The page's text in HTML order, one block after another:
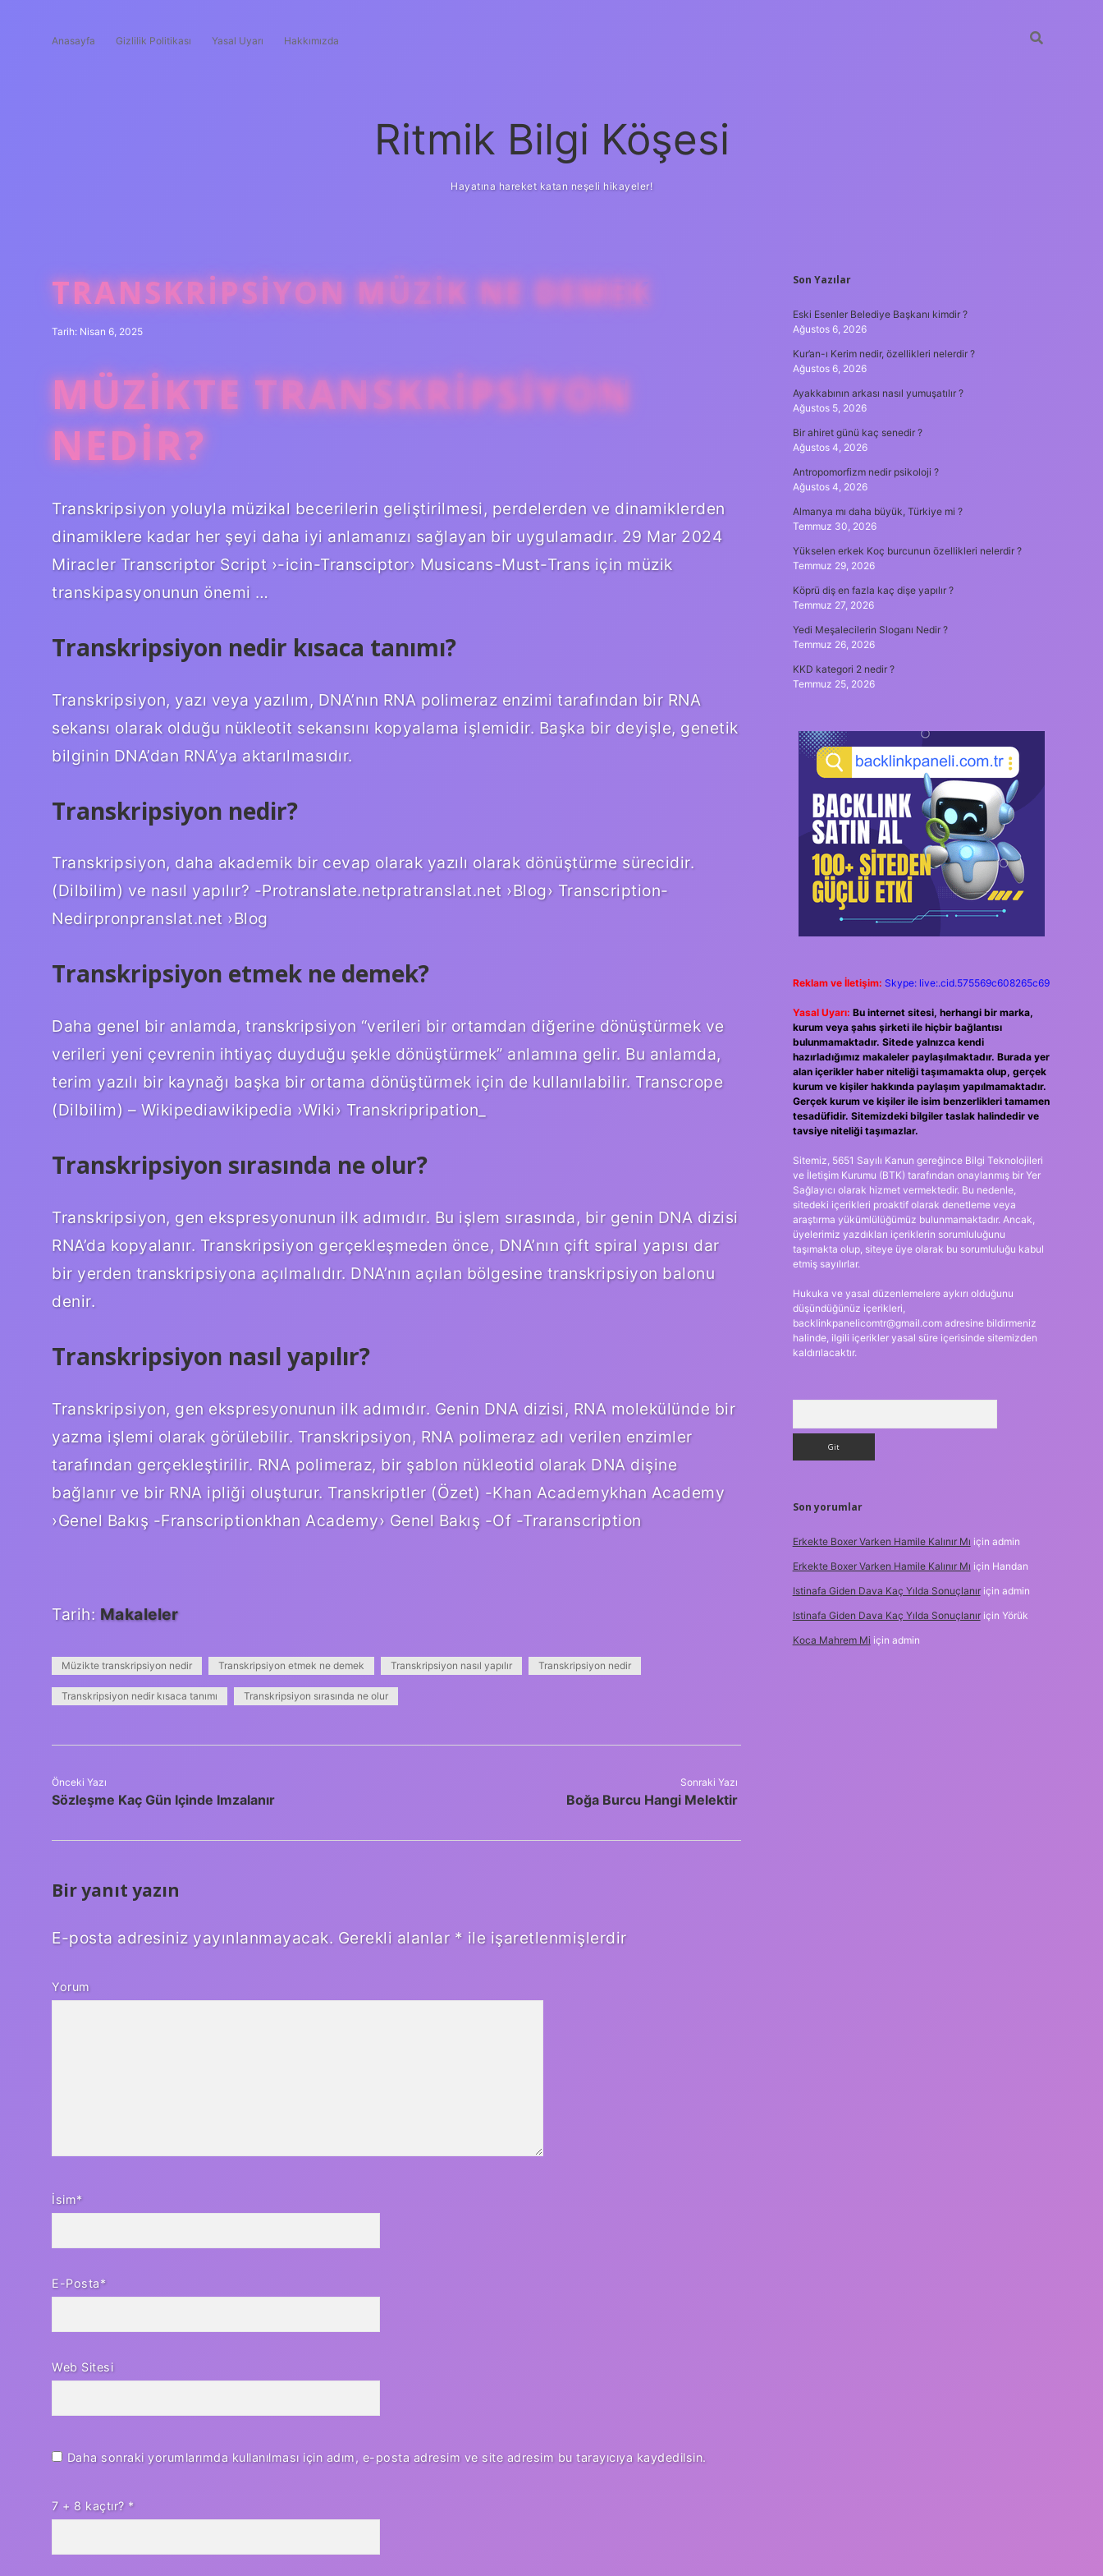
Anasayfa Gizlilik Politikası Yasal Uyarı Hakkımızda
Ritmik Bilgi Köşesi
Hayatına hareket katan neşeli hikayeler!
TRANSKRIPSIYON MÜZIK NE DEMEK
Tarih: Nisan 6, 2025
MÜZIKTE TRANSKRIPSIYON
NEDIR?
Transkripsiyon yoluyla müzikal becerilerin geliştirilmesi, perdelerden ve dinamiklerden
dinamiklere kadar her şeyi daha iyi anlamanızı sağlayan bir uygulamadır. 29 Mar 2024
Miracler Transcriptor Script ›-icin-Transciptor› Musicans-Must-Trans için müzik
transkipasyonunun önemi …
Transkripsiyon nedir kısaca tanımı?
Transkripsiyon, yazı veya yazılım, DNA’nın RNA polimeraz enzimi tarafından bir RNA
sekansı olarak olduğu nükleotit sekansını kopyalama işlemidir. Başka bir deyişle, genetik
bilginin DNA’dan RNA’ya aktarılmasıdır.
Transkripsiyon nedir?
Transkripsiyon, daha akademik bir cevap olarak yazılı olarak dönüştürme sürecidir.
(Dilbilim) ve nasıl yapılır? -Protranslate.netpratranslat.net ›Blog› Transcription-
Nedirpronpranslat.net ›Blog
Transkripsiyon etmek ne demek?
Daha genel bir anlamda, transkripsiyon “verileri bir ortamdan diğerine dönüştürmek ve
verileri yeni çevrenin ihtiyaç duyduğu şekle dönüştürmek” anlamına gelir. Bu anlamda,
terim yazılı bir kaynağı başka bir ortama dönüştürmek için de kullanılabilir. Transcrope
(Dilbilim) – Wikipediawikipedia ›Wiki› Transkripripation_
Transkripsiyon sırasında ne olur?
Transkripsiyon, gen ekspresyonunun ilk adımıdır. Bu işlem sırasında, bir genin DNA dizisi
RNA’da kopyalanır. Transkripsiyon gerçekleşmeden önce, DNA’nın çift spiral yapısı dar
bir yerden transkripsiyona açılmalıdır. DNA’nın açılan bölgesine transkripsiyon balonu
denir.
Transkripsiyon nasıl yapılır?
Transkripsiyon, gen ekspresyonunun ilk adımıdır. Genin DNA dizisi, RNA molekülünde bir
yazma işlemi olarak görülebilir. Transkripsiyon, RNA polimeraz adı verilen enzimler
tarafından gerçekleştirilir. RNA polimeraz, bir şablon nükleotid olarak DNA dişine
bağlanır ve bir RNA ipliği oluşturur. Transkriptler (Özet) -Khan Academykhan Academy
›Genel Bakış -Franscriptionkhan Academy› Genel Bakış -Of -Traranscription
Tarih: Makaleler
Müzikte transkripsiyon nedir Transkripsiyon etmek ne demek Transkripsiyon nasıl yapılır Transkripsiyon nedir
Transkripsiyon nedir kısaca tanımı Transkripsiyon sırasında ne olur
Önceki Yazı
Sözleşme Kaç Gün Içinde Imzalanır
Sonraki Yazı
Boğa Burcu Hangi Melektir
Bir yanıt yazın
E-posta adresiniz yayınlanmayacak. Gerekli alanlar * ile işaretlenmişlerdir
Yorum
İsim*
E-Posta*
Web Sitesi
Daha sonraki yorumlarımda kullanılması için adım, e-posta adresim ve site adresim bu tarayıcıya kaydedilsin.
7 + 8 kaçtır? *
SIDEBAR
Son Yazılar
Eski Esenler Belediye Başkanı kimdir ?
Ağustos 6, 2026
Kur’an-ı Kerim nedir, özellikleri nelerdir ?
Ağustos 6, 2026
Ayakkabının arkası nasıl yumuşatılır ?
Ağustos 5, 2026
Bir ahiret günü kaç senedir ?
Ağustos 4, 2026
Antropomorfizm nedir psikoloji ?
Ağustos 4, 2026
Almanya mı daha büyük, Türkiye mi ?
Temmuz 30, 2026
Yükselen erkek Koç burcunun özellikleri nelerdir ?
Temmuz 29, 2026
Köprü diş en fazla kaç dişe yapılır ?
Temmuz 27, 2026
Yedi Meşalecilerin Sloganı Nedir ?
Temmuz 26, 2026
KKD kategori 2 nedir ?
Temmuz 25, 2026
Reklam ve İletişim: Skype: live:.cid.575569c608265c69
Yasal Uyarı: Bu internet sitesi, herhangi bir marka,
kurum veya şahıs şirketi ile hiçbir bağlantısı
bulunmamaktadır. Sitede yalnızca kendi
hazırladığımız makaleler paylaşılmaktadır. Burada yer
alan içerikler haber niteliği taşımamakta olup, gerçek
kurum ve kişiler hakkında paylaşım yapılmamaktadır.
Gerçek kurum ve kişiler ile isim benzerlikleri tamamen
tesadüfidir. Sitemizdeki bilgiler taslak halindedir ve
tavsiye niteliği taşımazlar.
Sitemiz, 5651 Sayılı Kanun gereğince Bilgi Teknolojileri
ve İletişim Kurumu (BTK) tarafından onaylanmış bir Yer
Sağlayıcı olarak hizmet vermektedir. Bu nedenle,
sitedeki içerikleri proaktif olarak denetleme veya
araştırma yükümlülüğümüz bulunmamaktadır. Ancak,
üyelerimiz yazdıkları içeriklerin sorumluluğunu
taşımakta olup, siteye üye olarak bu sorumluluğu kabul
etmiş sayılırlar.
Hukuka ve yasal düzenlemelere aykırı olduğunu
düşündüğünüz içerikleri,
backlinkpanelicomtr@gmail.comadresine bildirmeniz
halinde, ilgili içerikler yasal süre içerisinde sitemizden
kaldırılacaktır.
Son yorumlar
Erkekte Boxer Varken Hamile Kalınır Mı için admin
Erkekte Boxer Varken Hamile Kalınır Mı için Handan
Istinafa Giden Dava Kaç Yılda Sonuçlanıriçin admin
Istinafa Giden Dava Kaç Yılda Sonuçlanıriçin Yörük
Koca Mahrem Mi için admin